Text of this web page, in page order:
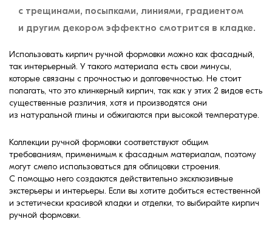
с трещинами, посыпками, линиями, градиентом
и другим декором эффектно смотрится в кладке.
Использовать кирпич ручной формовки можно как фасадный,
так интерьерный. У такого материала есть свои минусы,
которые связаны с прочностью и долговечностью. Не стоит
полагать, что это клинкерный кирпич, так как у этих 2 видов есть
существенные различия, хотя и производятся они
из натуральной глины и обжигаются при высокой температуре.
Коллекции ручной формовки соответствуют общим
требованиям, применимым к фасадным материалам, поэтому
могут смело использоваться для облицовки строения.
С помощью него создаются действительно эксклюзивные
экстерьеры и интерьеры. Если вы хотите добиться естественной
и эстетически красивой кладки и отделки, то выбирайте кирпич
ручной формовки.